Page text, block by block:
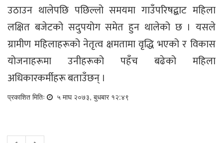
उठाउन थालेपछि पछिल्लो समयमा गाउँपरिषद्बाट महिला
लक्षित बजेटको सदुपयोग समेत हुन थालेको छ । यसले
ग्रामीण महिलाहरूको नेतृत्व क्षमतामा वृद्धि भएको र विकास
योजनाहरूमा उनीहरूको पहँच बढेको महिला
अधिकारकर्मीहरू बताउँछन् ।
प्रकाशित मितिः ५ माघ २०७३, बुधबार १२:४९